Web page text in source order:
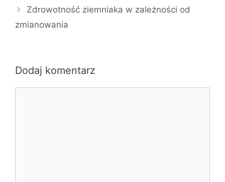
Zdrowotność ziemniaka w zależności od
zmianowania
Dodaj komentarz